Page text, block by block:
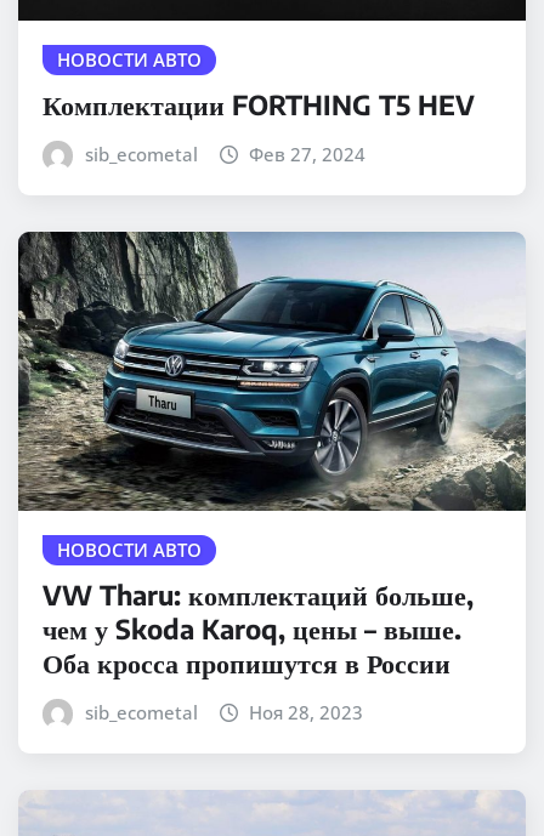
НОВОСТИ АВТО
Комплектации FORTHING T5 HEV
sib_ecometal Фев 27, 2024
НОВОСТИ АВТО
VW Tharu: комплектаций больше,
чем у Skoda Karoq, цены – выше.
Оба кросса пропишутся в России
sib_ecometal Ноя 28, 2023